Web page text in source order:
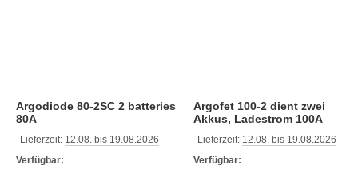
Argodiode 80-2SC 2 batteries
80A
Lieferzeit: 12.08. bis 19.08.2026
Verfügbar:
Argofet 100-2 dient zwei
Akkus, Ladestrom 100A
Lieferzeit: 12.08. bis 19.08.2026
Verfügbar: